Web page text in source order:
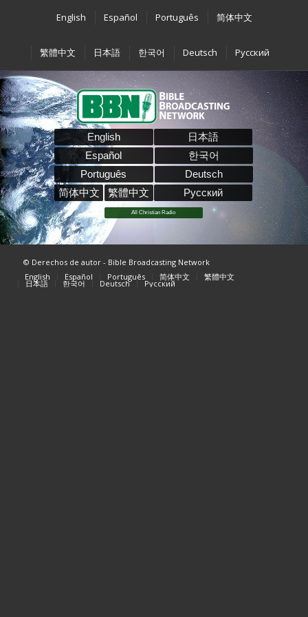
English Español Português 简体中文
繁體中文 日本語 한국어 Deutsch Pусский
English
Español
Português
简体中文
繁體中文
日本語
한국어
Deutsch
Pусский
All Christian Radio
© Derechos de autor - Bible Broadcasting Network
English
Español Português 简体中文 繁體中文
日本語 한국어 Deutsch Pусский